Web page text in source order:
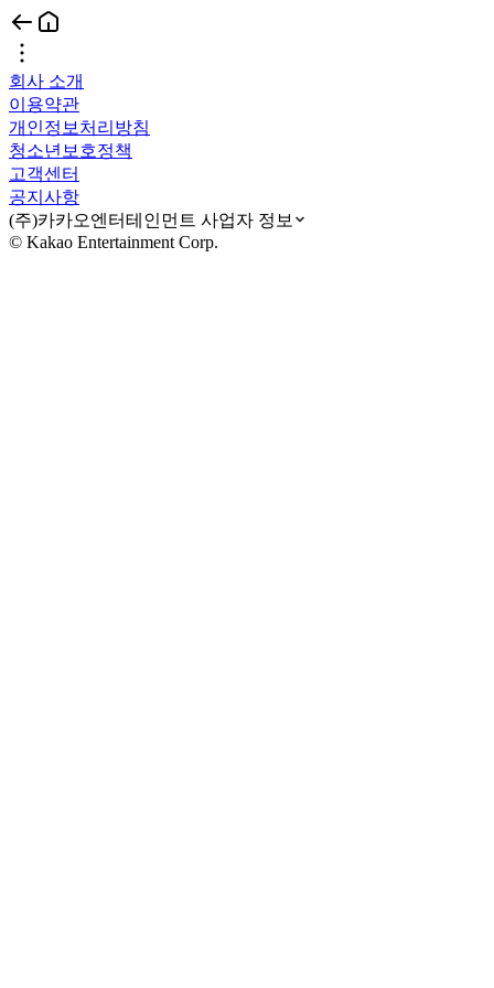
회사 소개
이용약관
개인정보처리방침
청소년보호정책
고객센터
공지사항
(주)카카오엔터테인먼트 사업자 정보
© Kakao Entertainment Corp.